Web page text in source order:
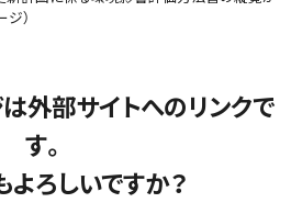
）
外部サイトへのリンクで
す。
よろしいですか？